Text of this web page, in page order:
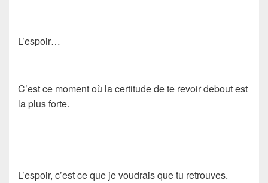
L’espoir…
C’est ce moment où la certitude de te revoir debout est
la plus forte.
L’espoir, c’est ce que je voudrais que tu retrouves.